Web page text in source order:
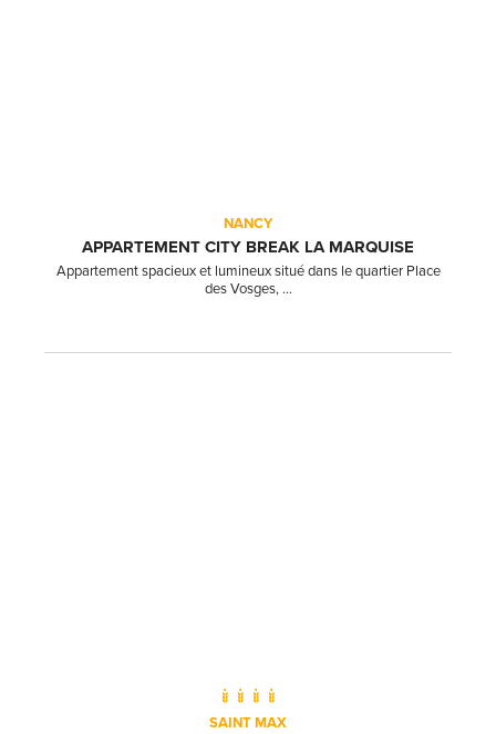
NANCY
APPARTEMENT CITY BREAK LA MARQUISE
Appartement spacieux et lumineux situé dans le quartier Place
des Vosges, ...
SAINT MAX